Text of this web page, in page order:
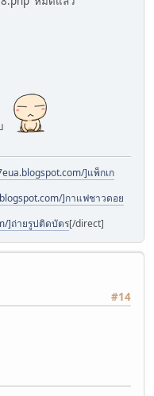
]แพ็กเก
]กาแฟชาวดอย
]ถ่ายรูปติดบัตร[/direct]
#14